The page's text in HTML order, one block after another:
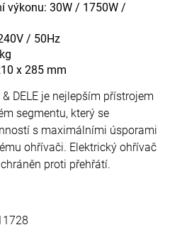
výkonu: 30W / 1750W /
/ 50Hz
x 285 mm
DELE je nejlepším přístrojem
segmentu, který se
s maximálními úsporami
ohřívači. Elektrický ohřívač
proti přehřátí.